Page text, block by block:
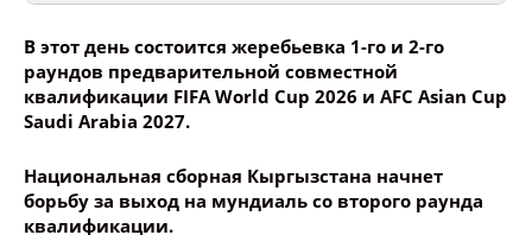
Название сообщения
В этот день состоится жеребьевка 1-го и 2-го
раундов предварительной совместной
квалификации FIFA World Cup 2026 и AFC Asian Cup
Saudi Arabia 2027.
Национальная сборная Кыргызстана начнет
борьбу за выход на мундиаль со второго раунда
квалификации.